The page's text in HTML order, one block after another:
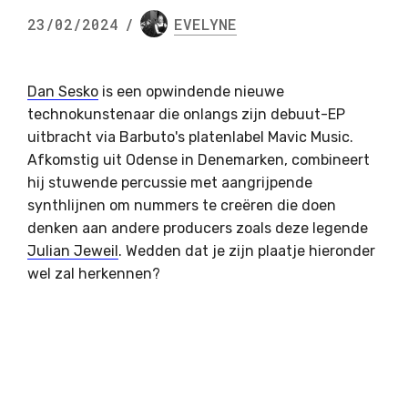
23/02/2024 / EVELYNE
Dan Sesko is een opwindende nieuwe
technokunstenaar die onlangs zijn debuut-EP
uitbracht via Barbuto's platenlabel Mavic Music.
Afkomstig uit Odense in Denemarken, combineert
hij stuwende percussie met aangrijpende
synthlijnen om nummers te creëren die doen
denken aan andere producers zoals deze legende
Julian Jeweil . Wedden dat je zijn plaatje hieronder
wel zal herkennen?